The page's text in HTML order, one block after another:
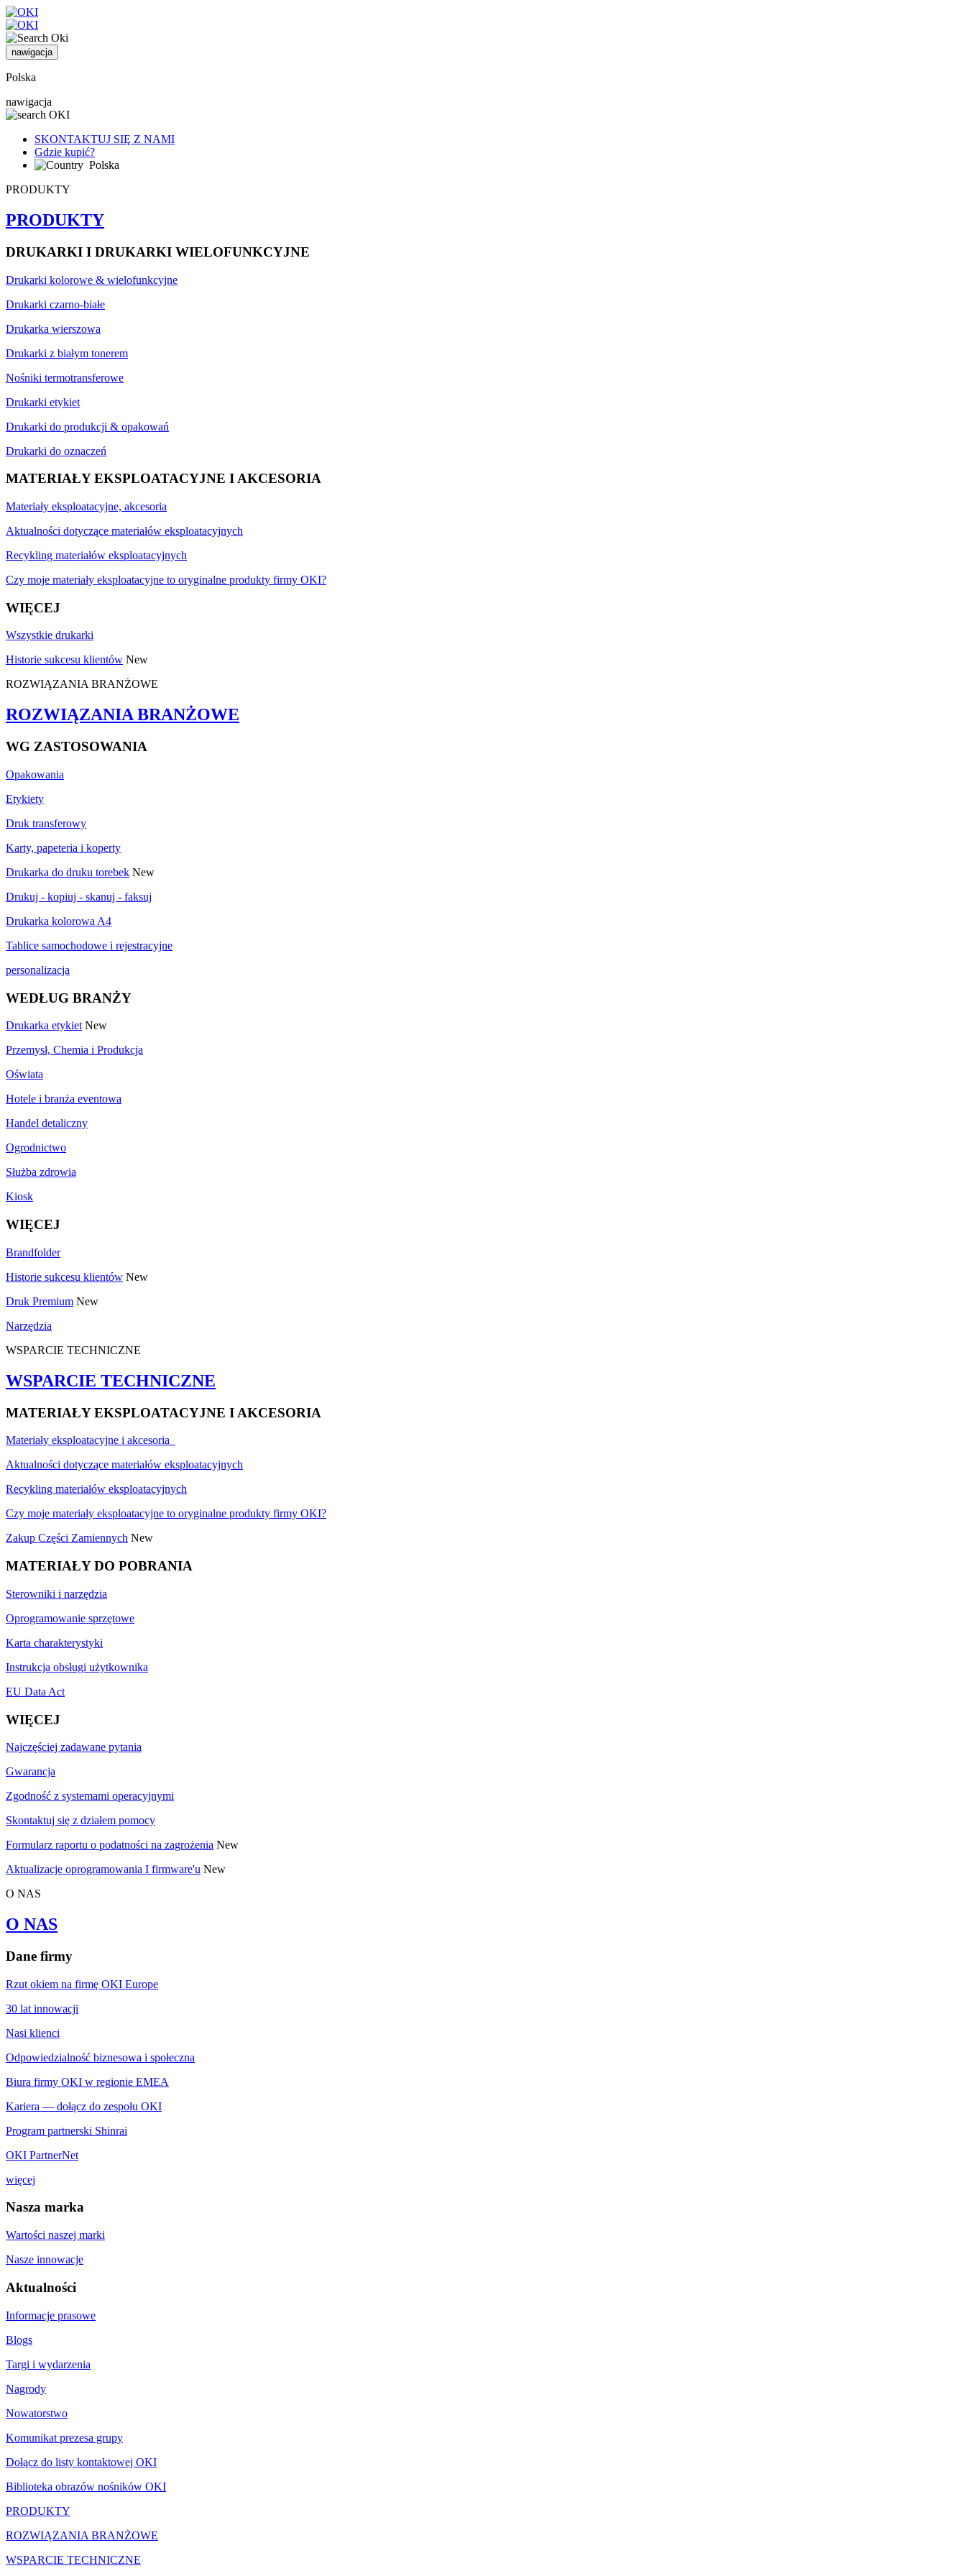
nawigacja
Polska
nawigacja
SKONTAKTUJ SIĘ Z NAMI
Gdzie kupić?
Polska
PRODUKTY
PRODUKTY
DRUKARKI I DRUKARKI WIELOFUNKCYJNE
Drukarki kolorowe & wielofunkcyjne
Drukarki czarno-białe
Drukarka wierszowa
Drukarki z białym tonerem
Nośniki termotransferowe
Drukarki etykiet
Drukarki do produkcji & opakowań
Drukarki do oznaczeń
MATERIAŁY EKSPLOATACYJNE I AKCESORIA
Materiały eksploatacyjne, akcesoria
Aktualności dotyczące materiałów eksploatacyjnych
Recykling materiałów eksploatacyjnych
Czy moje materiały eksploatacyjne to oryginalne produkty firmy OKI?
WIĘCEJ
Wszystkie drukarki
Historie sukcesu klientów New
ROZWIĄZANIA BRANŻOWE
ROZWIĄZANIA BRANŻOWE
WG ZASTOSOWANIA
Opakowania
Etykiety
Druk transferowy
Karty, papeteria i koperty
Drukarka do druku torebek New
Drukuj - kopiuj - skanuj - faksuj
Drukarka kolorowa A4
Tablice samochodowe i rejestracyjne
personalizacja
WEDŁUG BRANŻY
Drukarka etykiet New
Przemysł, Chemia i Produkcja
Oświata
Hotele i branża eventowa
Handel detaliczny
Ogrodnictwo
Służba zdrowia
Kiosk
WIĘCEJ
Brandfolder
Historie sukcesu klientów New
Druk Premium New
Narzędzia
WSPARCIE TECHNICZNE
WSPARCIE TECHNICZNE
MATERIAŁY EKSPLOATACYJNE I AKCESORIA
Materiały eksploatacyjne i akcesoria
Aktualności dotyczące materiałów eksploatacyjnych
Recykling materiałów eksploatacyjnych
Czy moje materiały eksploatacyjne to oryginalne produkty firmy OKI?
Zakup Części Zamiennych New
MATERIAŁY DO POBRANIA
Sterowniki i narzędzia
Oprogramowanie sprzętowe
Karta charakterystyki
Instrukcja obsługi użytkownika
EU Data Act
WIĘCEJ
Najczęściej zadawane pytania
Gwarancja
Zgodność z systemami operacyjnymi
Skontaktuj się z działem pomocy
Formularz raportu o podatności na zagrożenia New
Aktualizacje oprogramowania I firmware'u New
O NAS
O NAS
Dane firmy
Rzut okiem na firmę OKI Europe
30 lat innowacji
Nasi klienci
Odpowiedzialność biznesowa i społeczna
Biura firmy OKI w regionie EMEA
Kariera — dołącz do zespołu OKI
Program partnerski Shinrai
OKI PartnerNet
więcej
Nasza marka
Wartości naszej marki
Nasze innowacje
Aktualności
Informacje prasowe
Blogs
Targi i wydarzenia
Nagrody
Nowatorstwo
Komunikat prezesa grupy
Dołącz do listy kontaktowej OKI
Biblioteka obrazów nośników OKI
PRODUKTY
ROZWIĄZANIA BRANŻOWE
WSPARCIE TECHNICZNE